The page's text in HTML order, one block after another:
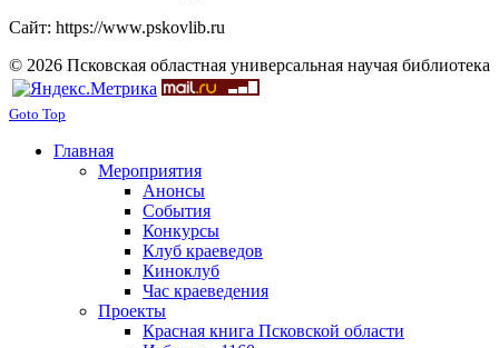
Сайт: https://www.pskovlib.ru
© 2026 Псковская областная универсальная научая библиотека
Goto Top
Главная
Мероприятия
Анонсы
События
Конкурсы
Клуб краеведов
Киноклуб
Час краеведения
Проекты
Красная книга Псковской области